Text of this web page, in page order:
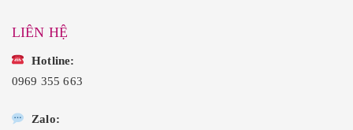
LIÊN HỆ
Hotline:
0969 355 663
Zalo: